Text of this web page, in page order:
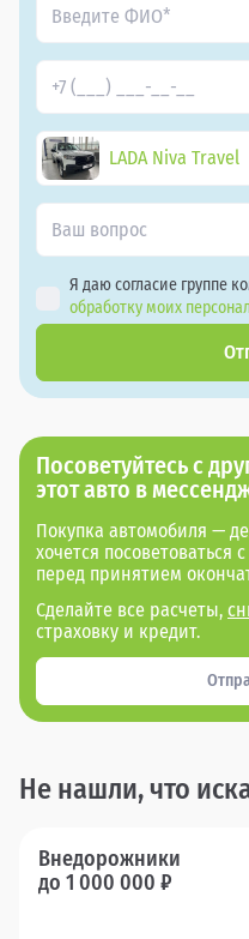
LADA Niva Travel
Я даю согласие группе
обработку моих
Посоветуйтесь с
этот авто в
Покупка автомобиля —
хочется посоветоваться
перед принятием
Сделайте все расчеты,
страховку и кредит.
Не нашли, что
Внедорожники
до 1 000 000 ₽